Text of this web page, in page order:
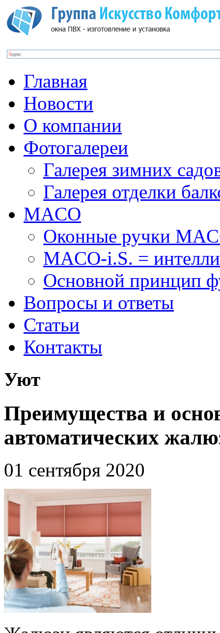
Главная
Новости
О компании
Фотогалереи
Галерея зимних
Галерея отделки
MACO
Оконные ручки
MACO-i.S. =
Основной принцип
Вопросы и ответы
Статьи
Контакты
Уют
Преимущества и
автоматических
01 сентября 2020